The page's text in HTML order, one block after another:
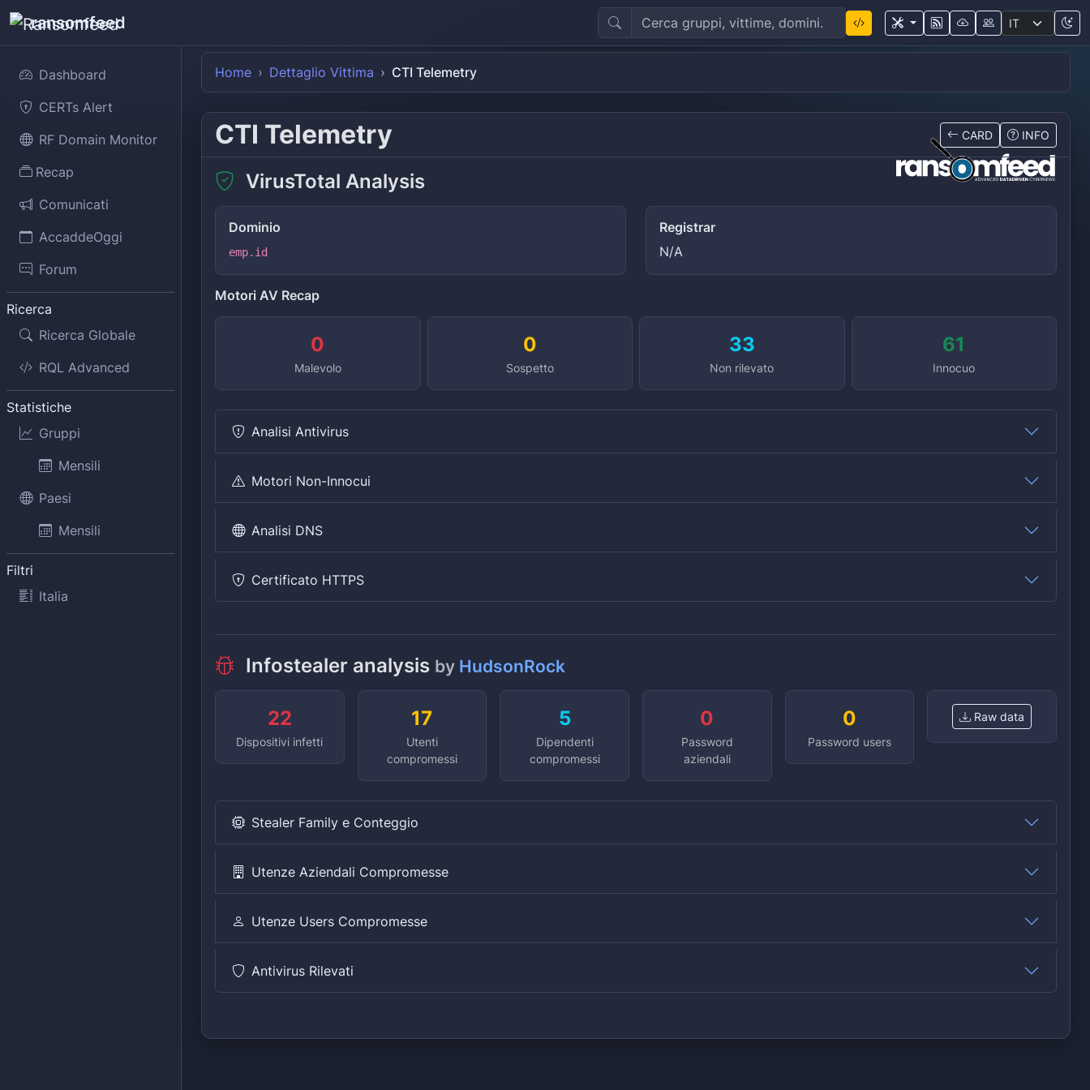
ransomfeed
Dashboard
CERTs Alert
RF Domain Monitor
Recap
Comunicati
AccaddeOggi
Forum
Ricerca
Ricerca Globale
RQL Advanced
Statistiche
Gruppi
Mensili
Paesi
Mensili
Filtri
Italia
Home Dettaglio Vittima CTI Telemetry
CTI Telemetry CARD INFO
VirusTotal Analysis
Dominio
emp.id
Registrar
N/A
Motori AV Recap
0
Malevolo
0
Sospetto
33
Non rilevato
61
Innocuo
Analisi Antivirus
Motori Non-Innocui
Analisi DNS
Certificato HTTPS
Infostealer analysis by HudsonRock
22
Dispositivi infetti
17
Utenti
compromessi
5
Dipendenti
compromessi
0
Password
aziendali
0
Password users
Raw data
Stealer Family e Conteggio
Utenze Aziendali Compromesse
Utenze Users Compromesse
Antivirus Rilevati